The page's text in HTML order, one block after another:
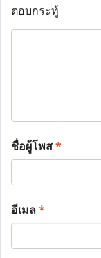
ตอบกระทู้
ชื่อผู้โพส*
อีเมล*